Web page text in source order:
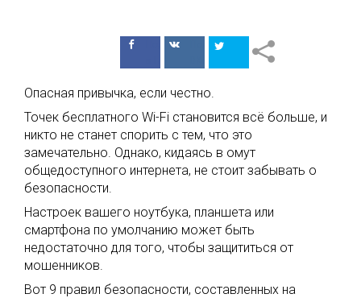
ПоделитьсяПоделиться
Опасная привычка, если честно.
Точек бесплатного Wi-Fi становится всё больше, и
никто не станет спорить с тем, что это
замечательно. Однако, кидаясь в омут
общедоступного интернета, не стоит забывать о
безопасности.
Настроек вашего ноутбука, планшета или
смартфона по умолчанию может быть
недостаточно для того, чтобы защититься от
мошенников.
Вот 9 правил безопасности, составленных на